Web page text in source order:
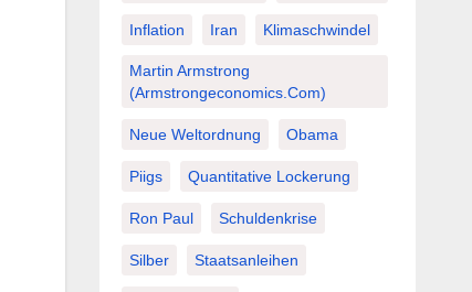
Inflation Iran Klimaschwindel
Martin Armstrong
(Armstrongeconomics.com)
Neue Weltordnung Obama
Piigs Quantitative Lockerung
Ron Paul Schuldenkrise
Silber Staatsanleihen